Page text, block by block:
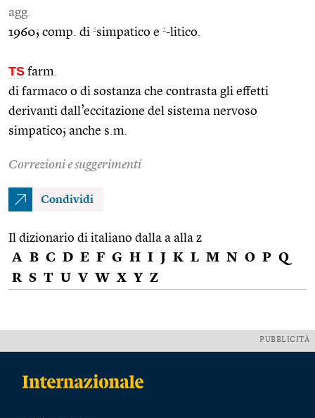
agg.
1960; comp. di 2simpatico e 2-litico.
TS farm.
di farmaco o di sostanza che contrasta gli effetti
derivanti dall’eccitazione del sistema nervoso
simpatico; anche s.m.
Correzioni e suggerimenti
Condividi
Il dizionario di italiano dalla a alla z
A B C D E F G H I J K L M N O P Q
R S T U V W X Y Z
PUBBLICITÀ